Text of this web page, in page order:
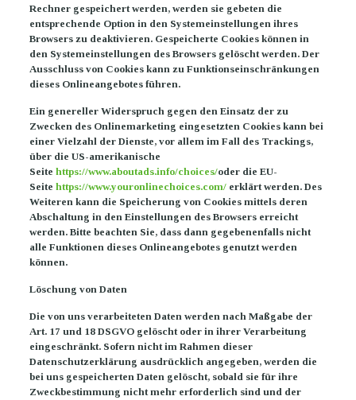
Rechner gespeichert werden, werden sie gebeten die
entsprechende Option in den Systemeinstellungen ihres
Browsers zu deaktivieren. Gespeicherte Cookies können in
den Systemeinstellungen des Browsers gelöscht werden. Der
Ausschluss von Cookies kann zu Funktionseinschränkungen
dieses Onlineangebotes führen.
Ein genereller Widerspruch gegen den Einsatz der zu
Zwecken des Onlinemarketing eingesetzten Cookies kann bei
einer Vielzahl der Dienste, vor allem im Fall des Trackings,
über die US-amerikanische
Seite https://www.aboutads.info/choices/oder die EU-
Seite https://www.youronlinechoices.com/erklärt werden. Des
Weiteren kann die Speicherung von Cookies mittels deren
Abschaltung in den Einstellungen des Browsers erreicht
werden. Bitte beachten Sie, dass dann gegebenenfalls nicht
alle Funktionen dieses Onlineangebotes genutzt werden
können.
Löschung von Daten
Die von uns verarbeiteten Daten werden nach Maßgabe der
Art. 17 und 18 DSGVO gelöscht oder in ihrer Verarbeitung
eingeschränkt. Sofern nicht im Rahmen dieser
Datenschutzerklärung ausdrücklich angegeben, werden die
bei uns gespeicherten Daten gelöscht, sobald sie für ihre
Zweckbestimmung nicht mehr erforderlich sind und der